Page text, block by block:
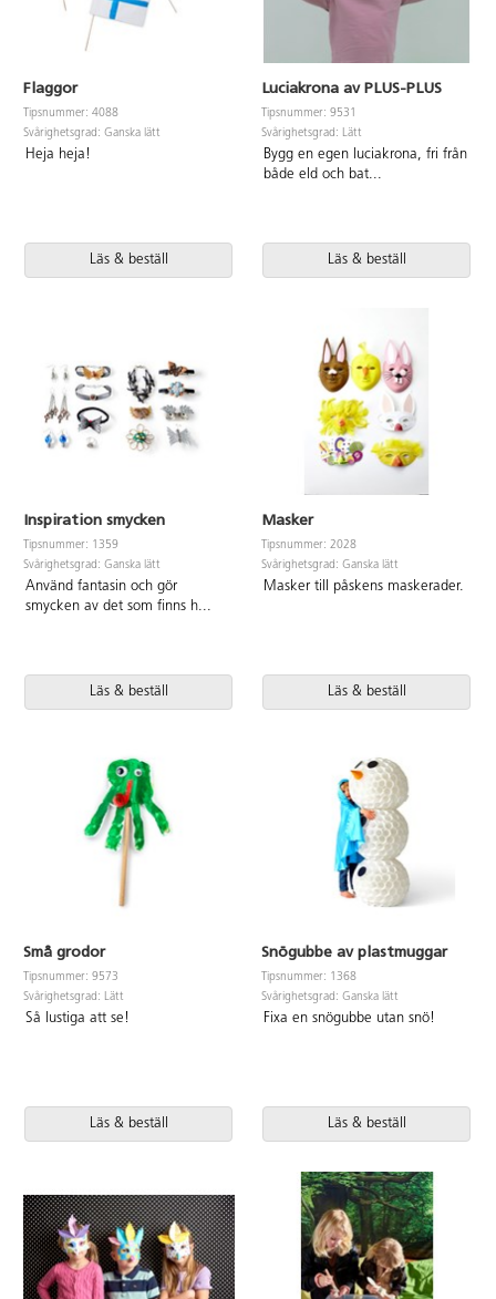
Flaggor
Tipsnummer: 4088
Svårighetsgrad: Ganska lätt
Heja heja!
Läs & beställ
Luciakrona av PLUS-PLUS
Tipsnummer: 9531
Svårighetsgrad: Lätt
Bygg en egen luciakrona, fri från
både eld och bat...
Läs & beställ
Inspiration smycken
Tipsnummer: 1359
Svårighetsgrad: Ganska lätt
Använd fantasin och gör
smycken av det som finns h...
Läs & beställ
Masker
Tipsnummer: 2028
Svårighetsgrad: Ganska lätt
Masker till påskens maskerader.
Läs & beställ
Små grodor
Tipsnummer: 9573
Svårighetsgrad: Lätt
Så lustiga att se!
Läs & beställ
Snögubbe av plastmuggar
Tipsnummer: 1368
Svårighetsgrad: Ganska lätt
Fixa en snögubbe utan snö!
Läs & beställ